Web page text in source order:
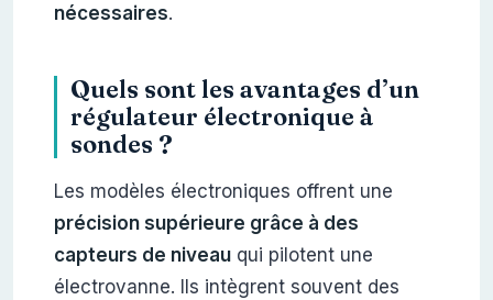
nécessaires.
Quels sont les avantages d’un
régulateur électronique à
sondes ?
Les modèles électroniques offrent une
précision supérieure grâce à des
capteurs de niveauqui pilotent une
électrovanne. Ils intègrent souvent des